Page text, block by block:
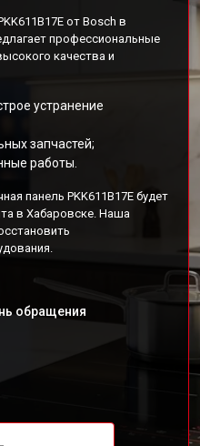
от Bosch в
профессиональные
качества и
устранение
запчастей;
работы.
панель PKK611B17E будет
в Хабаровске. Наша
обращения